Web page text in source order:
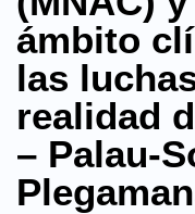
ámbito
las
realidad
– Palau-